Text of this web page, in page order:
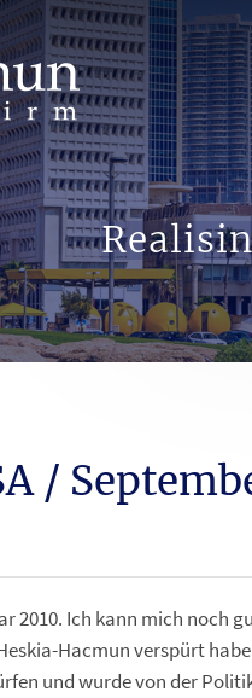
/
2010. Ich kann mich noch
Hacmun verspürt
und wurde von der